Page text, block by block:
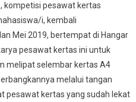
kompetisi pesawat kertas
i, kembali
Mei 2019, bertempat di Hangar
pesawat kertas ini untuk
melipat selembar kertas A4
melalui tangan
pesawat kertas yang sudah lekat